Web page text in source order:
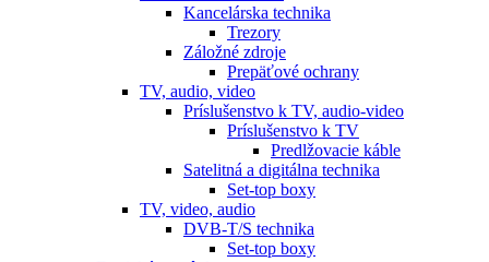
Kancelárska technika
Trezory
Záložné zdroje
Prepäťové ochrany
TV, audio, video
Príslušenstvo k TV, audio-video
Príslušenstvo k TV
Predlžovacie káble
Satelitná a digitálna technika
Set-top boxy
TV, video, audio
DVB-T/S technika
Set-top boxy